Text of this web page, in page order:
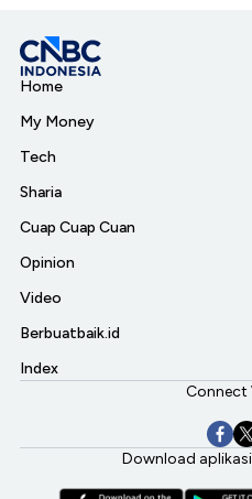
Home
My Money
Tech
Sharia
Cuap Cuap Cuan
Opinion
Video
Berbuatbaik.id
Index
Connect
Download